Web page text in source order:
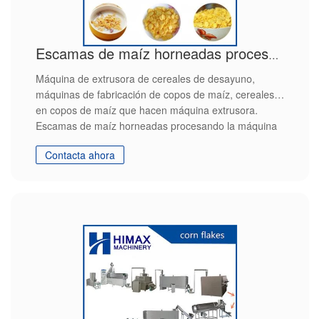
Escamas de maíz horneadas procesando la máquina de copos de maíz tostados
Máquina de extrusora de cereales de desayuno,
máquinas de fabricación de copos de maíz, cereales
en copos de maíz que hacen máquina extrusora.
Escamas de maíz horneadas procesando la máquina
Contacta ahora